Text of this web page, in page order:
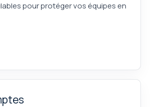
pour protéger vos équipes en